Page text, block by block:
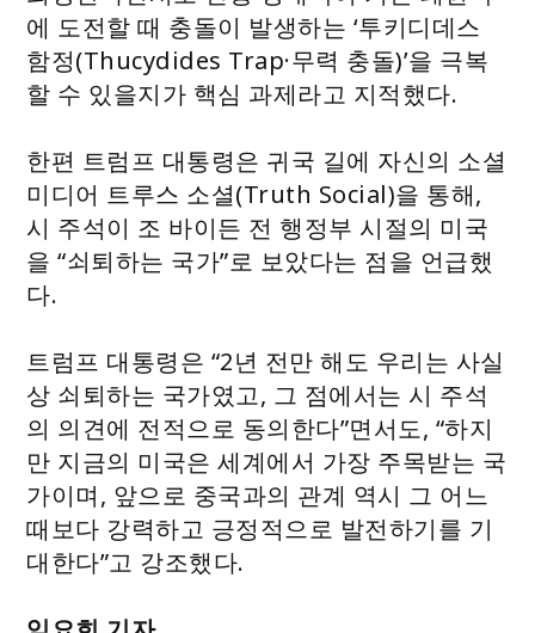
에 도전할 때 충돌이 발생하는 ‘투키디데스
함정(Thucydides Trap·무력 충돌)’을 극복
할 수 있을지가 핵심 과제라고 지적했다.
한편 트럼프 대통령은 귀국 길에 자신의 소셜
미디어 트루스 소셜(Truth Social)을 통해,
시 주석이 조 바이든 전 행정부 시절의 미국
을 “쇠퇴하는 국가”로 보았다는 점을 언급했
다.
트럼프 대통령은 “2년 전만 해도 우리는 사실
상 쇠퇴하는 국가였고, 그 점에서는 시 주석
의 의견에 전적으로 동의한다”면서도, “하지
만 지금의 미국은 세계에서 가장 주목받는 국
가이며, 앞으로 중국과의 관계 역시 그 어느
때보다 강력하고 긍정적으로 발전하기를 기
대한다”고 강조했다.